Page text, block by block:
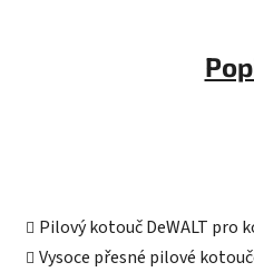
Pilový kotouč DeWALT pro
Vysoce přesné pilové